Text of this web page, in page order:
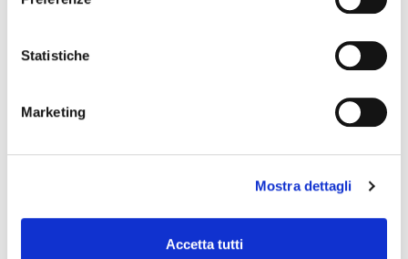
Statistiche
Marketing
Mostra dettagli
Accetta tutti